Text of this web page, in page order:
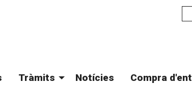
Tràmits Notícies Compra